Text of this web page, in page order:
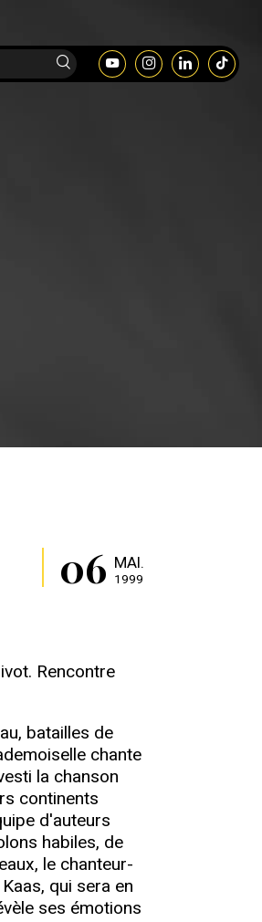
06 MAI.
1999
Rencontre
batailles de
chante
la chanson
continents
d'auteurs
habiles, de
le chanteur-
qui sera en
ses émotions